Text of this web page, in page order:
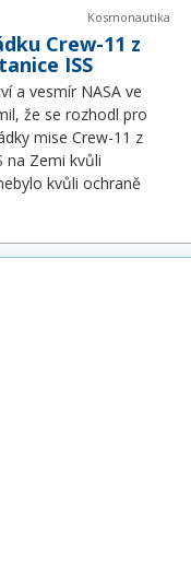
Kosmonautika
Crew-11 z
ISS
a vesmír NASA ve
že se rozhodl pro
mise Crew-11 z
na Zemi kvůli
kvůli ochraně